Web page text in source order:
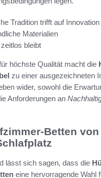
Tradition trifft auf Innovation
Materialien
bleibt
höchste Qualität macht die
zu einer ausgezeichneten
wider, sowohl die
Anforderungen an
Betten
lässt sich sagen, dass die
eine hervorragende Wahl